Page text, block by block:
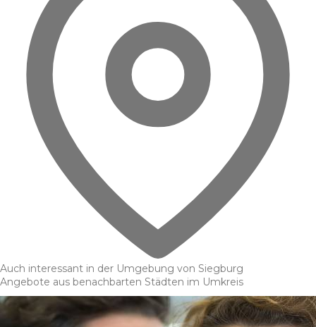
Auch interessant in der Umgebung von Siegburg
Angebote aus benachbarten Städten im Umkreis